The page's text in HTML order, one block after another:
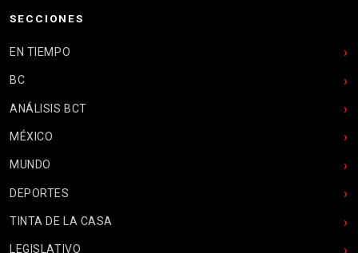
SECCIONES
EN TIEMPO
BC
ANÁLISIS BCT
MÉXICO
MUNDO
DEPORTES
TINTA DE LA CASA
LEGISLATIVO